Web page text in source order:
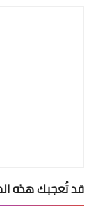
قد تُعجبك هذه